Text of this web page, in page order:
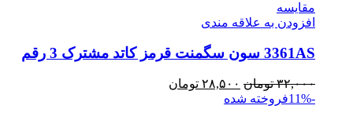
مقايسه
افزودن به علاقه مندی
3361AS سون سگمنت قرمز کاتد مشترک 3 رقم
۳۲,۰۰۰ تومان قیمت
اصلی
۲۸,۵۰۰ تومان
-11% فروخته شده